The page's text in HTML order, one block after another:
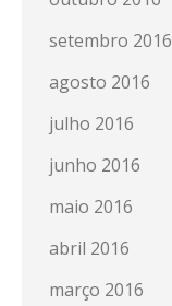
setembro 2016
agosto 2016
julho 2016
junho 2016
maio 2016
abril 2016
março 2016